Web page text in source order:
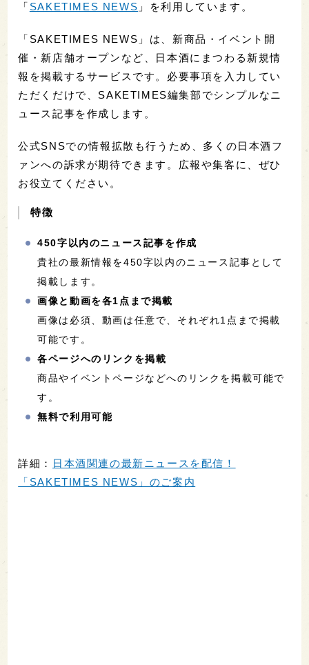
「 SAKETIMES NEWS 」を利用しています。
「SAKETIMES NEWS」は、新商品・イベント開
催・新店舗オープンなど、日本酒にまつわる新規情
報を掲載するサービスです。必要事項を入力してい
ただくだけで、SAKETIMES編集部でシンプルなニ
ュース記事を作成します。
公式SNSでの情報拡散も行うため、多くの日本酒フ
ァンへの訴求が期待できます。広報や集客に、ぜひ
お役立てください。
特徴
450字以内のニュース記事を作成
貴社の最新情報を450字以内のニュース記事として
掲載します。
画像と動画を各1点まで掲載
画像は必須、動画は任意で、それぞれ1点まで掲載
可能です。
各ページへのリンクを掲載
商品やイベントページなどへのリンクを掲載可能で
す。
無料で利用可能
詳細：
日本酒関連の最新ニュースを配信！
「SAKETIMES NEWS」のご案内